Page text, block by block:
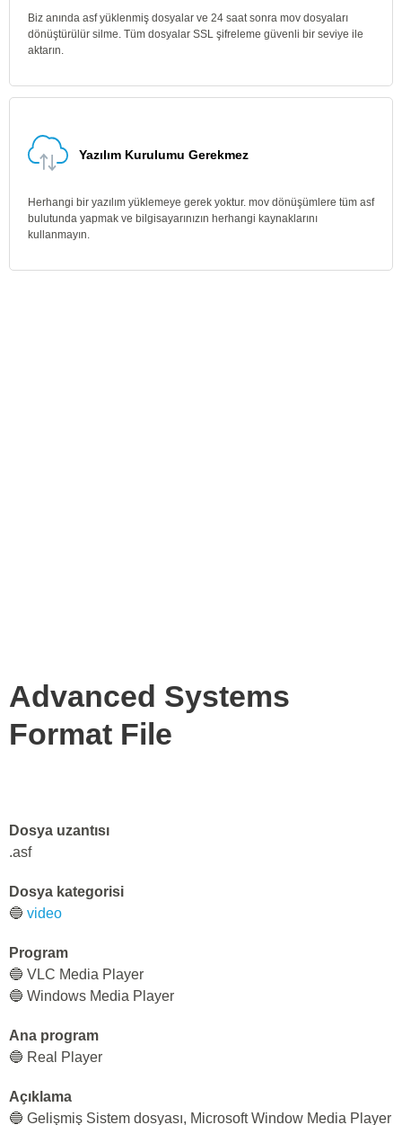
Biz anında asf yüklenmiş dosyalar ve 24 saat sonra mov dosyaları
dönüştürülür silme. Tüm dosyalar SSL şifreleme güvenli bir seviye ile
aktarın.
Yazılım Kurulumu Gerekmez
Herhangi bir yazılım yüklemeye gerek yoktur. mov dönüşümlere tüm asf
bulutunda yapmak ve bilgisayarınızın herhangi kaynaklarını
kullanmayın.
Advanced Systems
Format File
Dosya uzantısı
.asf
Dosya kategorisi
🔵 video
Program
🔵 VLC Media Player
🔵 Windows Media Player
Ana program
🔵 Real Player
Açıklama
🔵 Gelişmiş Sistem dosyası, Microsoft Window Media Player